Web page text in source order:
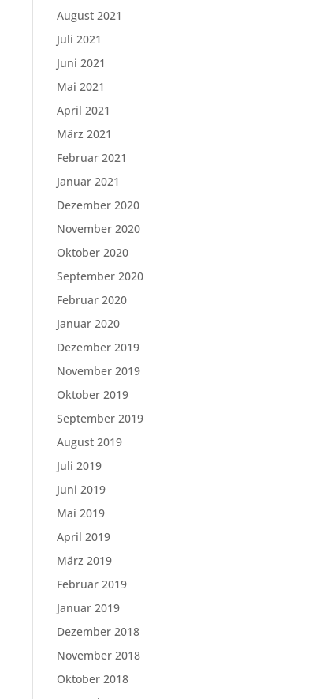
August 2021
Juli 2021
Juni 2021
Mai 2021
April 2021
März 2021
Februar 2021
Januar 2021
Dezember 2020
November 2020
Oktober 2020
September 2020
Februar 2020
Januar 2020
Dezember 2019
November 2019
Oktober 2019
September 2019
August 2019
Juli 2019
Juni 2019
Mai 2019
April 2019
März 2019
Februar 2019
Januar 2019
Dezember 2018
November 2018
Oktober 2018